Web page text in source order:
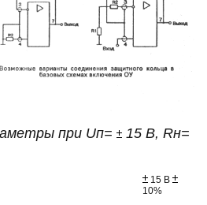
при Uп= 15 В, Rн=
15 В
10%